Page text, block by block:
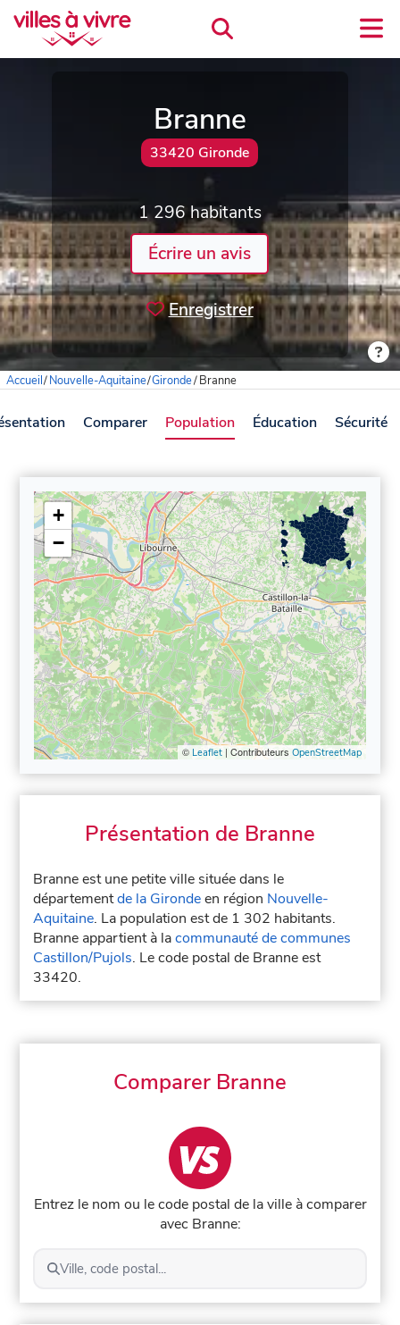
Branne
33420 Gironde
1 296 habitants
Écrire un avis
Enregistrer
Accueil/Nouvelle-Aquitaine/Gironde/Branne
Comparer Population Éducation Sécurité
+
−
© Leaflet| Contributeurs OpenStreetMap
Présentation de Branne
Branne est une petite ville située dans le
départementde la Girondeen région Nouvelle-
Aquitaine. La population est de 1 302 habitants.
Branne appartient à lacommunauté de communes
Castillon/Pujols. Le code postal de Branne est
33420.
Comparer Branne
Entrez le nom ou le code postal de la ville à comparer
avec Branne:
Ville, code postal...